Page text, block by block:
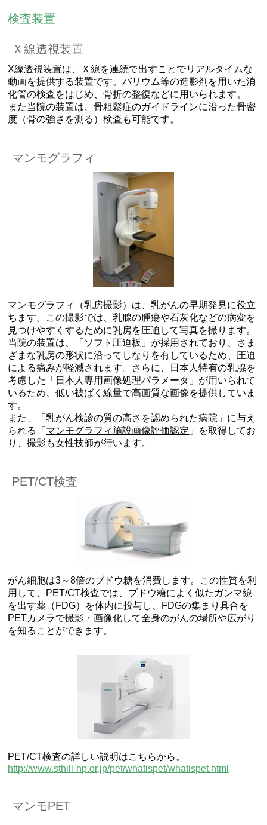
検査装置
Ｘ線透視装置
X線透視装置は、Ｘ線を連続で出すことでリアルタイムな
動画を提供する装置です。バリウム等の造影剤を用いた消
化管の検査をはじめ、骨折の整復などに用いられます。
また当院の装置は、骨粗鬆症のガイドラインに沿った骨密
度（骨の強さを測る）検査も可能です。
マンモグラフィ
マンモグラフィ（乳房撮影）は、乳がんの早期発見に役立
ちます。この撮影では、乳腺の腫瘍や石灰化などの病変を
見つけやすくするために乳房を圧迫して写真を撮ります。
当院の装置は、「ソフト圧迫板」が採用されており、さま
ざまな乳房の形状に沿ってしなりを有しているため、圧迫
による痛みが軽減されます。さらに、日本人特有の乳腺を
考慮した「日本人専用画像処理パラメータ」が用いられて
いるため、低い被ばく線量で高画質な画像を提供していま
す。
また、「乳がん検診の質の高さを認められた病院」に与え
られる「 マンモグラフィ施設画像評価認定 」を取得してお
り、撮影も女性技師が行います。
PET/CT検査
がん細胞は3～8倍のブドウ糖を消費します。この性質を利
用して、PET/CT検査では、ブドウ糖によく似たガンマ線
を出す薬（FDG）を体内に投与し、FDGの集まり具合を
PETカメラで撮影・画像化して全身のがんの場所や広がり
を知ることができます。
PET/CT検査の詳しい説明はこちらから。
http://www.sthill-hp.or.jp/pet/whatispet/whatispet.html
マンモPET